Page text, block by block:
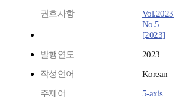
권호사항
Vol.2023
No.5
[2023]
발행연도 2023
작성언어 Korean
주제어 5-axis